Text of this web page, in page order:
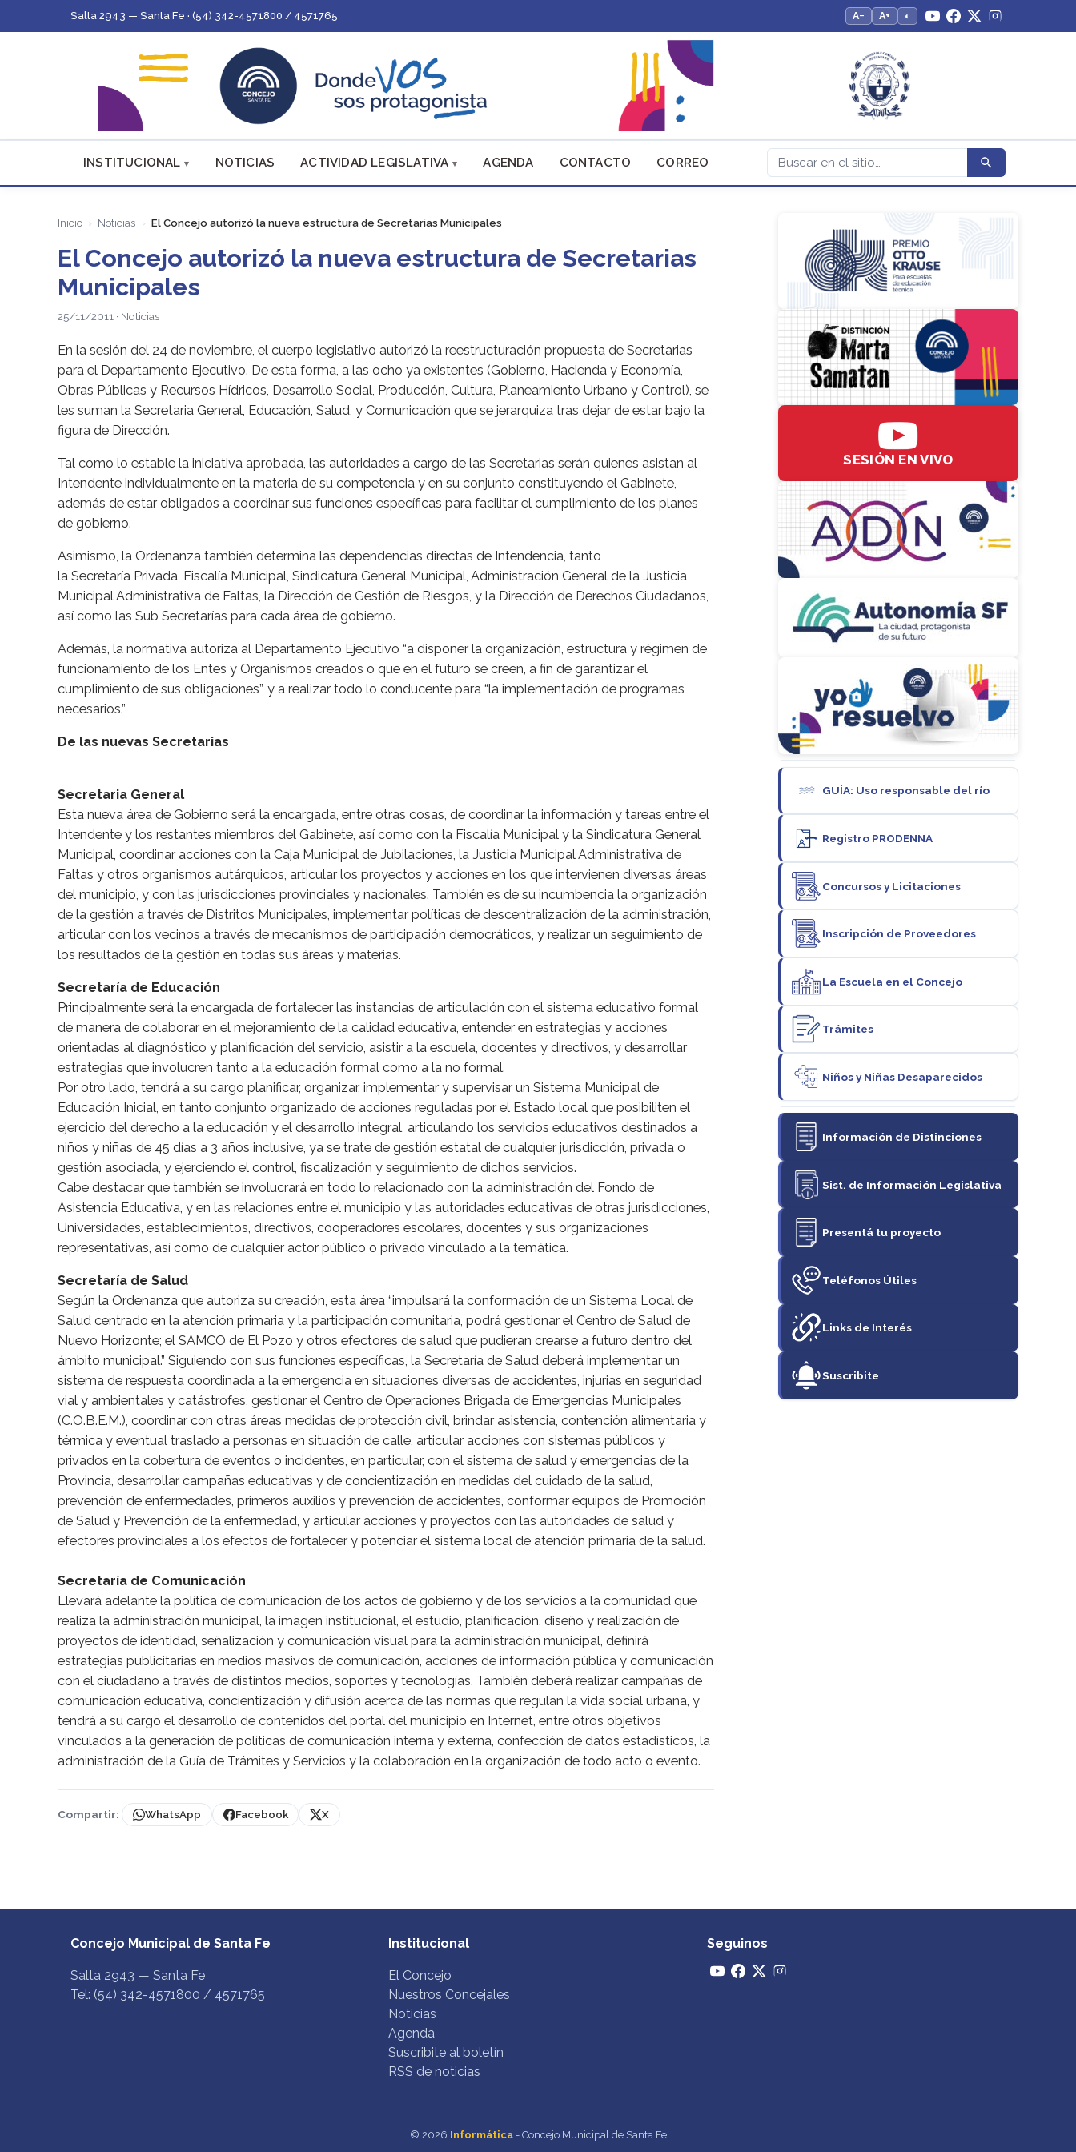
Salta 2943 — Santa Fe · (54) 342-4571800 / 4571765 A− A+ ◐
INSTITUCIONAL NOTICIAS ACTIVIDAD LEGISLATIVA AGENDA CONTACTO CORREO
Inicio Noticias El Concejo autorizó la nueva estructura de Secretarias Municipales
El Concejo autorizó la nueva estructura de Secretarias
Municipales
25/11/2011 · Noticias
En la sesión del 24 de noviembre, el cuerpo legislativo autorizó la reestructuración propuesta de Secretarias
para el Departamento Ejecutivo. De esta forma, a las ocho ya existentes (Gobierno, Hacienda y Economía,
Obras Públicas y Recursos Hídricos, Desarrollo Social, Producción, Cultura, Planeamiento Urbano y Control), se
les suman la Secretaria General, Educación, Salud, y Comunicación que se jerarquiza tras dejar de estar bajo la
figura de Dirección.
Tal como lo estable la iniciativa aprobada, las autoridades a cargo de las Secretarias serán quienes asistan al
Intendente individualmente en la materia de su competencia y en su conjunto constituyendo el Gabinete,
además de estar obligados a coordinar sus funciones específicas para facilitar el cumplimiento de los planes
de gobierno.
Asimismo, la Ordenanza también determina las dependencias directas de Intendencia, tanto
la Secretaría Privada, Fiscalía Municipal, Sindicatura General Municipal, Administración General de la Justicia
Municipal Administrativa de Faltas, la Dirección de Gestión de Riesgos, y la Dirección de Derechos Ciudadanos,
así como las Sub Secretarías para cada área de gobierno.
Además, la normativa autoriza al Departamento Ejecutivo “a disponer la organización, estructura y régimen de
funcionamiento de los Entes y Organismos creados o que en el futuro se creen, a fin de garantizar el
cumplimiento de sus obligaciones”, y a realizar todo lo conducente para “la implementación de programas
necesarios.”
De las nuevas Secretarias
Secretaria General
Esta nueva área de Gobierno será la encargada, entre otras cosas, de coordinar la información y tareas entre el
Intendente y los restantes miembros del Gabinete, así como con la Fiscalía Municipal y la Sindicatura General
Municipal, coordinar acciones con la Caja Municipal de Jubilaciones, la Justicia Municipal Administrativa de
Faltas y otros organismos autárquicos, articular los proyectos y acciones en los que intervienen diversas áreas
del municipio, y con las jurisdicciones provinciales y nacionales. También es de su incumbencia la organización
de la gestión a través de Distritos Municipales, implementar políticas de descentralización de la administración,
articular con los vecinos a través de mecanismos de participación democráticos, y realizar un seguimiento de
los resultados de la gestión en todas sus áreas y materias.
Secretaría de Educación
Principalmente será la encargada de fortalecer las instancias de articulación con el sistema educativo formal
de manera de colaborar en el mejoramiento de la calidad educativa, entender en estrategias y acciones
orientadas al diagnóstico y planificación del servicio, asistir a la escuela, docentes y directivos, y desarrollar
estrategias que involucren tanto a la educación formal como a la no formal.
Por otro lado, tendrá a su cargo planificar, organizar, implementar y supervisar un Sistema Municipal de
Educación Inicial, en tanto conjunto organizado de acciones reguladas por el Estado local que posibiliten el
ejercicio del derecho a la educación y el desarrollo integral, articulando los servicios educativos destinados a
niños y niñas de 45 días a 3 años inclusive, ya se trate de gestión estatal de cualquier jurisdicción, privada o
gestión asociada, y ejerciendo el control, fiscalización y seguimiento de dichos servicios.
Cabe destacar que también se involucrará en todo lo relacionado con la administración del Fondo de
Asistencia Educativa, y en las relaciones entre el municipio y las autoridades educativas de otras jurisdicciones,
Universidades, establecimientos, directivos, cooperadores escolares, docentes y sus organizaciones
representativas, así como de cualquier actor público o privado vinculado a la temática.
Secretaría de Salud
Según la Ordenanza que autoriza su creación, esta área “impulsará la conformación de un Sistema Local de
Salud centrado en la atención primaria y la participación comunitaria, podrá gestionar el Centro de Salud de
Nuevo Horizonte; el SAMCO de El Pozo y otros efectores de salud que pudieran crearse a futuro dentro del
ámbito municipal.” Siguiendo con sus funciones específicas, la Secretaría de Salud deberá implementar un
sistema de respuesta coordinada a la emergencia en situaciones diversas de accidentes, injurias en seguridad
vial y ambientales y catástrofes, gestionar el Centro de Operaciones Brigada de Emergencias Municipales
(C.O.B.E.M.), coordinar con otras áreas medidas de protección civil, brindar asistencia, contención alimentaria y
térmica y eventual traslado a personas en situación de calle, articular acciones con sistemas públicos y
privados en la cobertura de eventos o incidentes, en particular, con el sistema de salud y emergencias de la
Provincia, desarrollar campañas educativas y de concientización en medidas del cuidado de la salud,
prevención de enfermedades, primeros auxilios y prevención de accidentes, conformar equipos de Promoción
de Salud y Prevención de la enfermedad, y articular acciones y proyectos con las autoridades de salud y
efectores provinciales a los efectos de fortalecer y potenciar el sistema local de atención primaria de la salud.
Secretaría de Comunicación
Llevará adelante la política de comunicación de los actos de gobierno y de los servicios a la comunidad que
realiza la administración municipal, la imagen institucional, el estudio, planificación, diseño y realización de
proyectos de identidad, señalización y comunicación visual para la administración municipal, definirá
estrategias publicitarias en medios masivos de comunicación, acciones de información pública y comunicación
con el ciudadano a través de distintos medios, soportes y tecnologías. También deberá realizar campañas de
comunicación educativa, concientización y difusión acerca de las normas que regulan la vida social urbana, y
tendrá a su cargo el desarrollo de contenidos del portal del municipio en Internet, entre otros objetivos
vinculados a la generación de políticas de comunicación interna y externa, confección de datos estadísticos, la
administración de la Guía de Trámites y Servicios y la colaboración en la organización de todo acto o evento.
Compartir: WhatsApp Facebook X
SESIÓN EN VIVO
GUÍA: Uso responsable del río
Registro PRODENNA
Concursos y Licitaciones
Inscripción de Proveedores
La Escuela en el Concejo
Trámites
Niños y Niñas Desaparecidos
Información de Distinciones
Sist. de Información Legislativa
Presentá tu proyecto
Teléfonos Útiles
Links de Interés
Suscribite
Concejo Municipal de Santa Fe
Salta 2943 — Santa Fe
Tel: (54) 342-4571800 / 4571765
Institucional
El Concejo
Nuestros Concejales
Noticias
Agenda
Suscribite al boletín
RSS de noticias
Seguinos
© 2026 Informática- Concejo Municipal de Santa Fe